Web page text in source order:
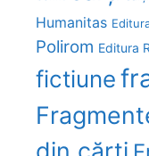
Humanitas
Polirom Editura
fictiune